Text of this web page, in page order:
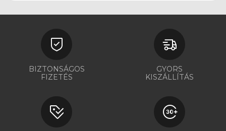
BIZTONSÁGOS
FIZETÉS
GYORS
KISZÁLLÍTÁS